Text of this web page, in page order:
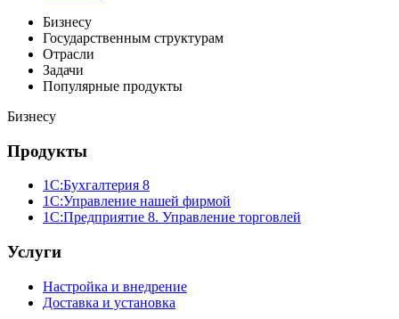
Бизнесу
Государственным структурам
Отрасли
Задачи
Популярные продукты
Бизнесу
Продукты
1С:Бухгалтерия 8
1С:Управление нашей фирмой
1С:Предприятие 8. Управление торговлей
Услуги
Настройка и внедрение
Доставка и установка